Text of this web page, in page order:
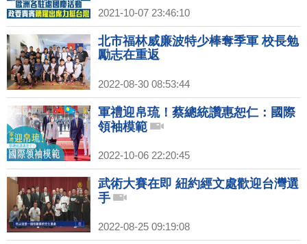
2021-10-07 23:46:10
北市福林威廉波特少棒奪季軍 校長勉
勵志在重返
2022-08-30 08:53:44
軍禮迎帛琉！蔡總統讚惠恕仁：國際
領袖模範
2022-10-06 22:20:45
武術大賽在即 紐約經文處歡迎台灣選
手
2022-08-25 09:19:08